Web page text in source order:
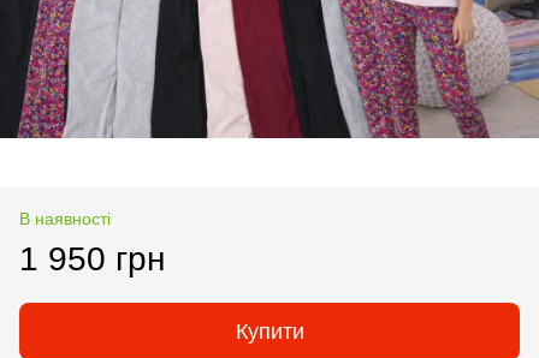
В наявності
1 950 грн
Купити